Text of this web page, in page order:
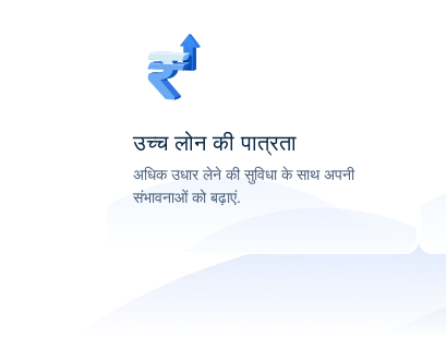
उच्च लोन की पात्रता
अधिक उधार लेने की सुविधा के साथ अपनी
संभावनाओं को बढ़ाएं.